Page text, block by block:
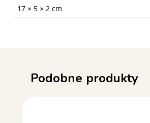
17 × 5 × 2 cm
Podobne produkty